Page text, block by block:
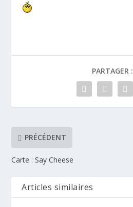
PARTAGER :
PRÉCÉDENT
Carte : Say Cheese
Articles similaires